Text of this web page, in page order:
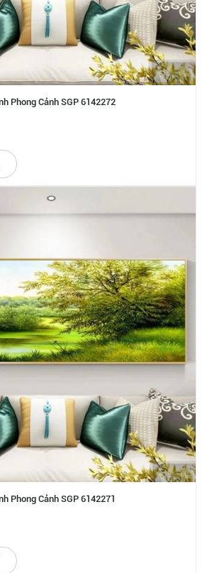
Phong Cảnh SGP 6142272
Phong Cảnh SGP 6142271